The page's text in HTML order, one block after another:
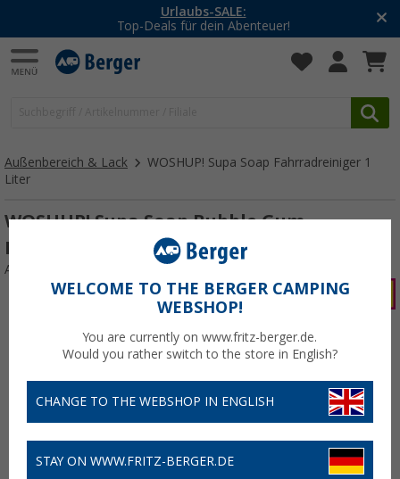
-20% auf Kleidung und Schuhe
Mit dem Aktionscode20SSV
Außenbereich & Lack
WOSHUP! Supa Soap Fahrradreiniger 1
Liter
WOSHUP! Supa Soap Bubble Gum
Fahrradreiniger 1 Liter
Art.-Nr.: 158758
WELCOME TO THE BERGER CAMPING
WEBSHOP!
You are currently on www.fritz-berger.de.
Would you rather switch to the store in English?
CHANGE TO THE WEBSHOP IN ENGLISH
STAY ON WWW.FRITZ-BERGER.DE